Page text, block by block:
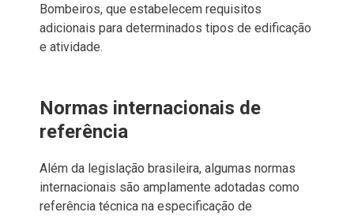
Bombeiros, que estabelecem requisitos
adicionais para determinados tipos de edificação
e atividade.
Normas internacionais de
referência
Além da legislação brasileira, algumas normas
internacionais são amplamente adotadas como
referência técnica na especificação de